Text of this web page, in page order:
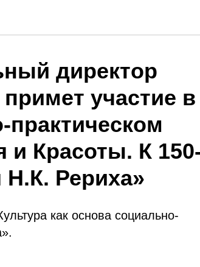
директор
участие в
и Красоты. К
Рериха»
как основа социально-